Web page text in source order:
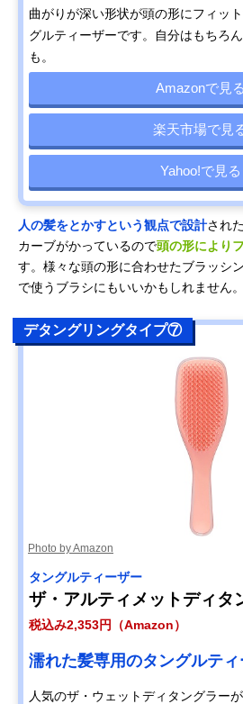
曲がりが深い形状が頭の形にフィッ
グルティーザーです。自分はもちろ
も。
Amazonで見る
楽天市場で見
Yahoo!で見る
人の髪をとかすという観点で設計され
カーブがかっているので頭の形により
す。様々な頭の形に合わせたブラッシ
で使うブラシにもいいかもしれません。
デタングリングタイプ⑦
Photo by Amazon
タングルティーザー
ザ・アルティメットディタ
税込み2,353円（Amazon）
濡れた髪専用のタングルテ
人気のザ・ウェットディタングラー